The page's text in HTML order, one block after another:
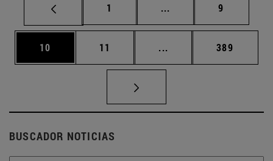
Página
1 ... Páginas intermedias
Página
9
Página
10 Página
11 ... Páginas intermedias
Página
389
BUSCADOR NOTICIAS